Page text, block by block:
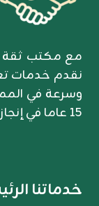
مع مكتب ثقة
نقدم خدمات
وسرعة في
15 عاما في إنجاز معاملات الزواج والتجنيس.
خدماتنا